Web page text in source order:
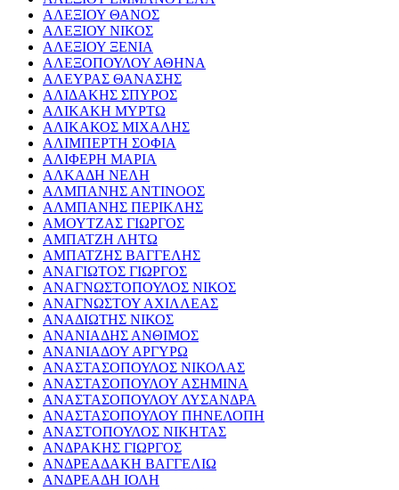
ΑΛΕΞΙΟΥ ΘΑΝΟΣ
ΑΛΕΞΙΟΥ ΝΙΚΟΣ
ΑΛΕΞΙΟΥ ΞΕΝΙΑ
ΑΛΕΞΟΠΟΥΛΟΥ ΑΘΗΝΑ
ΑΛΕΥΡΑΣ ΘΑΝΑΣΗΣ
ΑΛΙΔΑΚΗΣ ΣΠΥΡΟΣ
ΑΛΙΚΑΚΗ ΜΥΡΤΩ
ΑΛΙΚΑΚΟΣ ΜΙΧΑΛΗΣ
ΑΛΙΜΠΕΡΤΗ ΣΟΦΙΑ
ΑΛΙΦΕΡΗ ΜΑΡΙΑ
ΑΛΚΑΔΗ ΝΕΛΗ
ΑΛΜΠΑΝΗΣ ΑΝΤΙΝΟΟΣ
ΑΛΜΠΑΝΗΣ ΠΕΡΙΚΛΗΣ
ΑΜΟΥΤΖΑΣ ΓΙΩΡΓΟΣ
ΑΜΠΑΤΖΗ ΛΗΤΩ
ΑΜΠΑΤΖΗΣ ΒΑΓΓΕΛΗΣ
ΑΝΑΓΙΩΤΟΣ ΓΙΩΡΓΟΣ
ΑΝΑΓΝΩΣΤΟΠΟΥΛΟΣ ΝΙΚΟΣ
ΑΝΑΓΝΩΣΤΟΥ ΑΧΙΛΛΕΑΣ
ΑΝΑΔΙΩΤΗΣ ΝΙΚΟΣ
ΑΝΑΝΙΑΔΗΣ ΑΝΘΙΜΟΣ
ΑΝΑΝΙΑΔΟΥ ΑΡΓΥΡΩ
ΑΝΑΣΤΑΣΟΠΟΥΛΟΣ ΝΙΚΟΛΑΣ
ΑΝΑΣΤΑΣΟΠΟΥΛΟΥ ΑΣΗΜΙΝΑ
ΑΝΑΣΤΑΣΟΠΟΥΛΟΥ ΛΥΣΑΝΔΡΑ
ΑΝΑΣΤΑΣΟΠΟΥΛΟΥ ΠΗΝΕΛΟΠΗ
ΑΝΑΣΤΟΠΟΥΛΟΣ ΝΙΚΗΤΑΣ
ΑΝΔΡΑΚΗΣ ΓΙΩΡΓΟΣ
ΑΝΔΡΕΑΔΑΚΗ ΒΑΓΓΕΛΙΩ
ΑΝΔΡΕΑΔΗ ΙΟΛΗ